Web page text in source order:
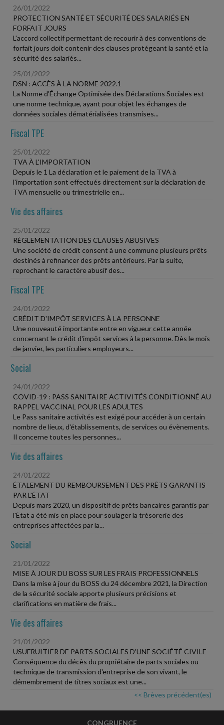
26/01/2022
PROTECTION SANTÉ ET SÉCURITÉ DES SALARIÉS EN
FORFAIT JOURS
L'accord collectif permettant de recourir à des conventions de
forfait jours doit contenir des clauses protégeant la santé et la
sécurité des salariés...
25/01/2022
DSN : ACCÈS À LA NORME 2022.1
La Norme d'Échange Optimisée des Déclarations Sociales est
une norme technique, ayant pour objet les échanges de
données sociales dématérialisées transmises...
Fiscal TPE
25/01/2022
TVA À L'IMPORTATION
Depuis le 1 La déclaration et le paiement de la TVA à
l'importation sont effectués directement sur la déclaration de
TVA mensuelle ou trimestrielle en...
Vie des affaires
25/01/2022
RÉGLEMENTATION DES CLAUSES ABUSIVES
Une société de crédit consent à une commune plusieurs prêts
destinés à refinancer des prêts antérieurs. Par la suite,
reprochant le caractère abusif des...
Fiscal TPE
24/01/2022
CRÉDIT D'IMPÔT SERVICES À LA PERSONNE
Une nouveauté importante entre en vigueur cette année
concernant le crédit d'impôt services à la personne. Dès le mois
de janvier, les particuliers employeurs...
Social
24/01/2022
COVID-19 : PASS SANITAIRE ACTIVITÉS CONDITIONNÉ AU
RAPPEL VACCINAL POUR LES ADULTES
Le Pass sanitaire activités est exigé pour accéder à un certain
nombre de lieux, d'établissements, de services ou évènements.
Il concerne toutes les personnes...
Vie des affaires
24/01/2022
ÉTALEMENT DU REMBOURSEMENT DES PRÊTS GARANTIS
PAR L'ÉTAT
Depuis mars 2020, un dispositif de prêts bancaires garantis par
l'État a été mis en place pour soulager la trésorerie des
entreprises affectées par la...
Social
21/01/2022
MISE À JOUR DU BOSS SUR LES FRAIS PROFESSIONNELS
Dans la mise à jour du BOSS du 24 décembre 2021, la Direction
de la sécurité sociale apporte plusieurs précisions et
clarifications en matière de frais...
Vie des affaires
21/01/2022
USUFRUITIER DE PARTS SOCIALES D'UNE SOCIÉTÉ CIVILE
Conséquence du décès du propriétaire de parts sociales ou
technique de transmission d'entreprise de son vivant, le
démembrement de titres sociaux est une...
<< Brèves précédent(es)
CONGRUENCE